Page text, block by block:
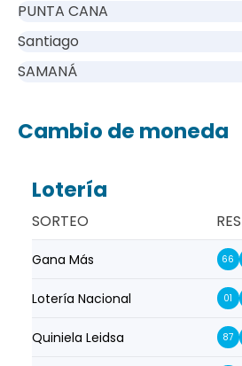
PUNTA CANA
Santiago
SAMANÁ
Cambio de moneda
Lotería
SORTEO
Gana Más 66
Lotería Nacional 01
Quiniela Leidsa 87